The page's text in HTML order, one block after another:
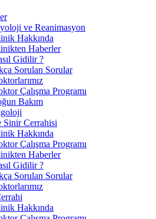
ve Reanimasyon
Hakkında
Haberler
Gidilir ?
Sorulan Sorular
Çalışma Programı
Bakım
Sinir Cerrahisi
Hakkında
Çalışma Programı
Haberler
Gidilir ?
Sorulan Sorular
Hakkında